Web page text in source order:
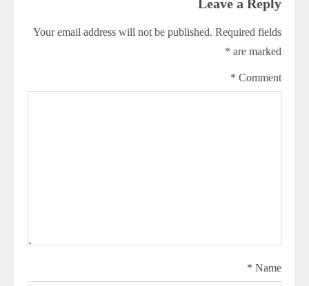
Leave a Reply
Your email address will not be published. Required fields
are marked
*
Comment
*
Name
*